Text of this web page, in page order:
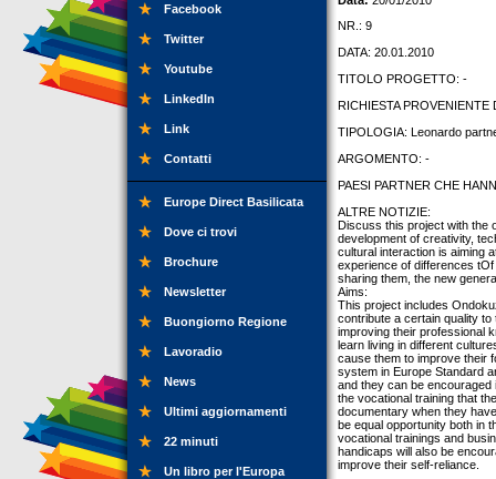
Facebook
Twitter
Youtube
LinkedIn
Link
Contatti
Europe Direct Basilicata
Dove ci trovi
Brochure
Newsletter
Buongiorno Regione
Lavoradio
News
Ultimi aggiornamenti
22 minuti
Un libro per l'Europa
NR.: 9
DATA: 20.01.2010
TITOLO PROGETTO: -
RICHIESTA
TIPOLOGIA: Leonardo
ARGOMENTO: -
PAESI PARTNER CHE
ALTRE NOTIZIE:
Discuss this project with the
development of creativity,
cultural interaction is aiming
experience of differences
sharing them, the new
Aims:
This project includes
contribute a certain quality
improving their professional
learn living in different
cause them to improve their
system in Europe Standard
and they can be
the vocational training that
documentary when they
be equal opportunity both in
vocational trainings and
handicaps will also be
improve their self-reliance.